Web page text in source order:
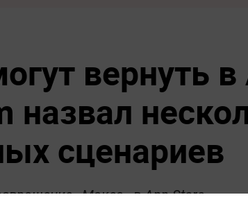
вернуть
назвал
сценариев
«Макса» в App Store